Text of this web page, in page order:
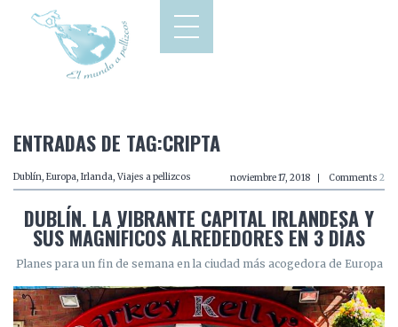
ENTRADAS DE TAG:CRIPTA
Dublín, Europa, Irlanda, Viajes a pellizcos noviembre 17, 2018 Comments 2
DUBLÍN. LA VIBRANTE CAPITAL IRLANDESA Y
SUS MAGNÍFICOS ALREDEDORES EN 3 DÍAS
Planes para un fin de semana en la ciudad más acogedora de Europa